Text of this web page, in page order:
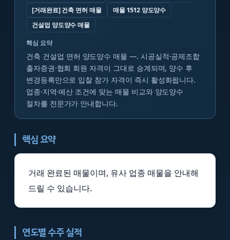
[거래완료] 건축 면허 매물
매물 1512 양도양수
건설업 양도양수 매물
핵심 요약
건축 건설업 면허 양도양수 매물 —. 시공실적·공제조합
출자증권·협회 회원 자격이 그대로 승계되며, 양수 후
변경등록만으로 입찰 참가 자격이 즉시 활성화됩니다.
업종·지역·예산 조건에 맞는 매물 비교와 양도양수
절차를 전문가가 안내합니다.
핵심 요약
거래 완료된 매물이며, 유사 업종 매물을 안내해
드릴 수 있습니다.
연도별 수주 실적